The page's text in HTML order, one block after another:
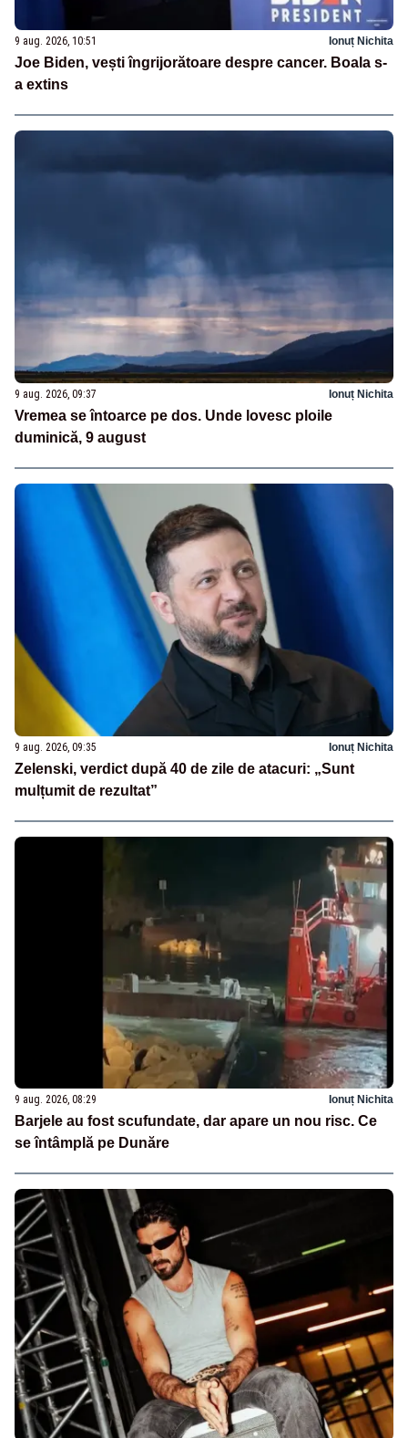
9 aug. 2026, 10:51 Ionuț Nichita
Joe Biden, vești îngrijorătoare despre cancer. Boala s-
a extins
9 aug. 2026, 09:37 Ionuț Nichita
Vremea se întoarce pe dos. Unde lovesc ploile
duminică, 9 august
9 aug. 2026, 09:35 Ionuț Nichita
Zelenski, verdict după 40 de zile de atacuri: „Sunt
mulțumit de rezultat”
9 aug. 2026, 08:29 Ionuț Nichita
Barjele au fost scufundate, dar apare un nou risc. Ce
se întâmplă pe Dunăre